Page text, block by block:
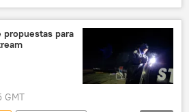
Nikos Xydakis
noticias
para
GMT